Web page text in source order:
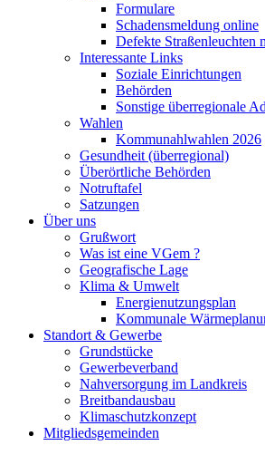
Formulare
Schadensmeldung online
Defekte Straßenleuchten
Interessante Links
Soziale Einrichtungen
Behörden
Sonstige überregionale
Wahlen
Kommunahlwahlen 2026
Gesundheit (überregional)
Überörtliche Behörden
Notruftafel
Satzungen
Über uns
Grußwort
Was ist eine VGem ?
Geografische Lage
Klima & Umwelt
Energienutzungsplan
Kommunale
Standort & Gewerbe
Grundstücke
Gewerbeverband
Nahversorgung im Landkreis
Breitbandausbau
Klimaschutzkonzept
Mitgliedsgemeinden